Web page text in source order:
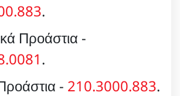
.
Προάστια -
.
- 210.3000.883.